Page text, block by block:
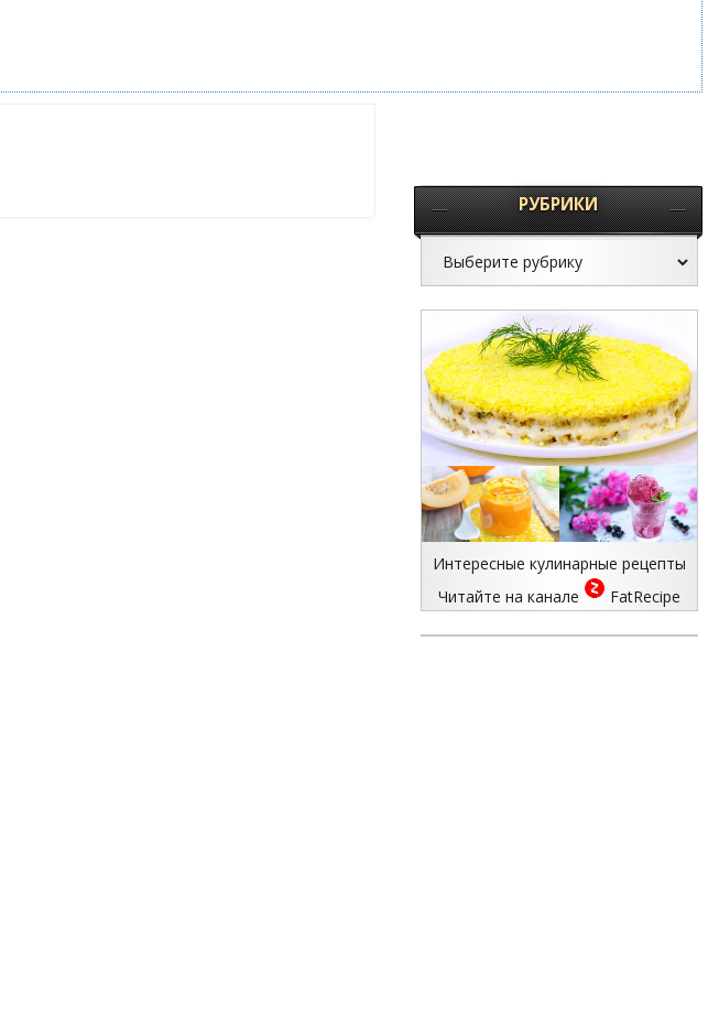
РУБРИКИ
Интересные кулинарные рецепты
Читайте на канале
FatRecipe